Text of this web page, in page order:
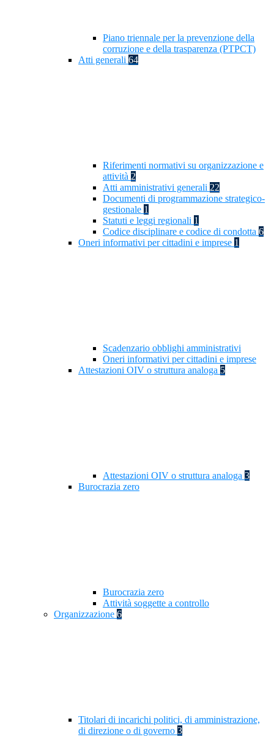
Piano triennale per la prevenzione della
corruzione e della trasparenza (PTPCT)
Atti generali 64
Riferimenti normativi su organizzazione e
attività 2
Atti amministrativi generali 22
Documenti di programmazione strategico-
gestionale 1
Statuti e leggi regionali 1
Codice disciplinare e codice di condotta 6
Oneri informativi per cittadini e imprese 1
Scadenzario obblighi amministrativi
Oneri informativi per cittadini e imprese
Attestazioni OIV o struttura analoga 5
Attestazioni OIV o struttura analoga 3
Burocrazia zero
Burocrazia zero
Attività soggette a controllo
Organizzazione 6
Titolari di incarichi politici, di amministrazione,
di direzione o di governo 3